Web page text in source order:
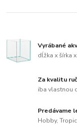
Vyrábané
dĺžka x šírka
Za kvalitu
iba vlastnou
Predávame
Hobby,